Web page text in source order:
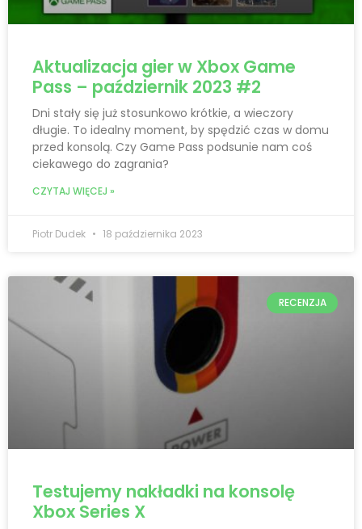
Aktualizacja gier w Xbox Game
Pass – październik 2023 #2
Dni stały się już stosunkowo krótkie, a wieczory
długie. To idealny moment, by spędzić czas w domu
przed konsolą. Czy Game Pass podsunie nam coś
ciekawego do zagrania?
CZYTAJ WIĘCEJ »
Piotr Dudek 18 października 2023
RECENZJA
Testujemy nakładki na konsolę
Xbox Series X